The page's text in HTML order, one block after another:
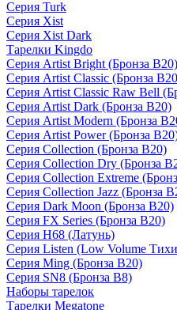
Серия Turk
Серия Xist
Серия Xist Dark
Тарелки Kingdo
Серия Artist Bright (Бронза B20)
Серия Artist Classic (Бронза
Серия Artist Classic Raw Bell
Серия Artist Dark (Бронза B20)
Серия Artist Modern (Бронза
Серия Artist Power (Бронза
Серия Collection (Бронза B20)
Серия Collection Dry (Бронза
Серия Collection Extreme
Серия Collection Jazz (Бронза
Серия Dark Moon (Бронза B20)
Серия FX Series (Бронза B20)
Серия H68 (Латунь)
Серия Listen (Low Volume
Серия Ming (Бронза B20)
Серия SN8 (Бронза B8)
Наборы тарелок
Тарелки Megatone